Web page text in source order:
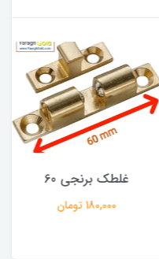
غلطک برنجی 60
180,000 تومان